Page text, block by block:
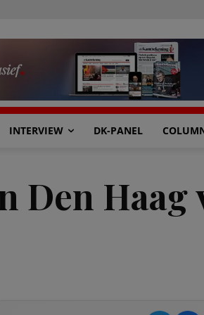
INTERVIEW DK-PANEL
Den Haag